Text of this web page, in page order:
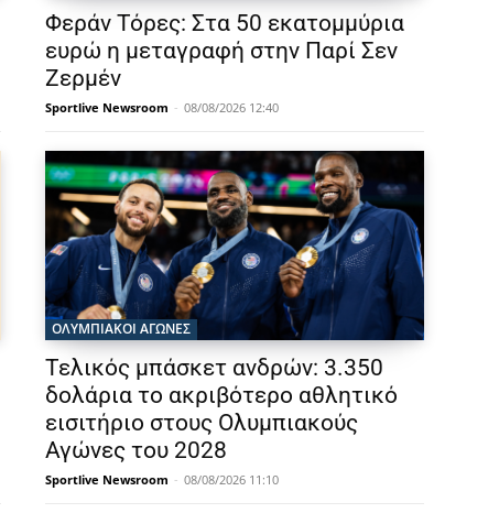
Φεράν Τόρες: Στα 50 εκατομμύρια
ευρώ η μεταγραφή στην Παρί Σεν
Ζερμέν
Sportlive Newsroom - 08/08/2026 12:40
ΟΛΥΜΠΙΑΚΟΊ ΑΓΏΝΕΣ
Τελικός μπάσκετ ανδρών: 3.350
δολάρια το ακριβότερο αθλητικό
εισιτήριο στους Ολυμπιακούς
Αγώνες του 2028
Sportlive Newsroom - 08/08/2026 11:10